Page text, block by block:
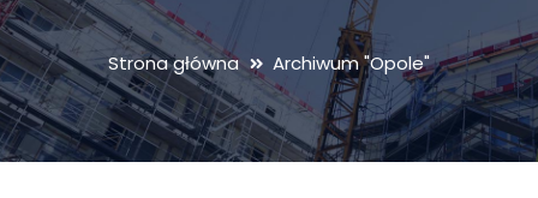
Strona główna Archiwum "Opole"